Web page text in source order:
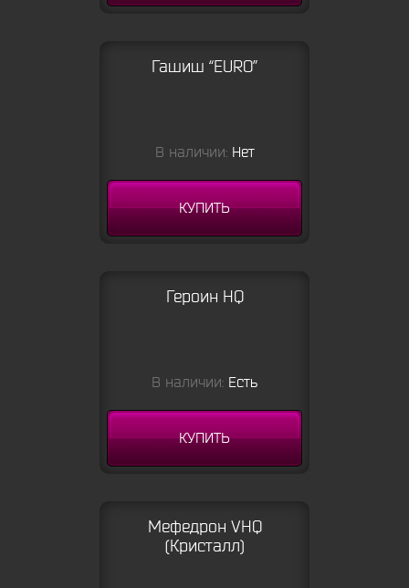
Гашиш “EURO”
В наличии: Нет
КУПИТЬ
Героин HQ
В наличии: Есть
КУПИТЬ
Мефедрон VHQ
(Кристалл)